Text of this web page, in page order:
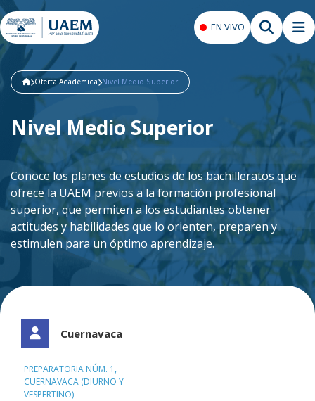
EN VIVO
Oferta Académica Nivel Medio Superior
Nivel Medio Superior
Conoce los planes de estudios de los bachilleratos que
ofrece la UAEM previos a la formación profesional
superior, que permiten a los estudiantes obtener
actitudes y habilidades que lo orienten, preparen y
estimulen para un óptimo aprendizaje.
Cuernavaca
PREPARATORIA NÚM. 1,
CUERNAVACA (DIURNO Y
VESPERTINO)